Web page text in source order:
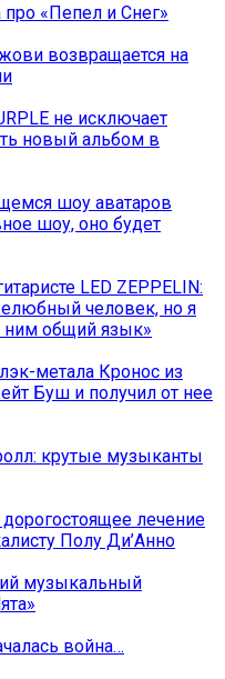
«Пепел и Снег»
возвращается на
не исключает
новый альбом в
шоу аватаров
шоу, оно будет
LED ZEPPELIN:
человек, но я
ним общий язык»
метала Кронос из
Буш и получил от нее
крутые музыканты
лечение
Полу Ди’Анно
музыкальный
война…